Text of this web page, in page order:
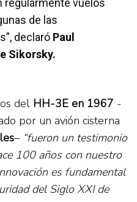
regularmente vuelos
de las
declaró Paul
Sikorsky.
del HH-3E en 1967 -
por un avión cisterna
– “fueron un testimonio
100 años con nuestro
es fundamental
del Siglo XXI de